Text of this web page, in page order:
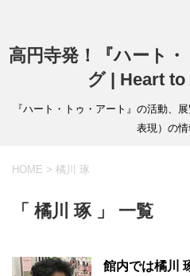
高円寺発！『ハート
グ | Heart
『ハート・トゥ・アート』の活動、
表現）の
HOME > 橘川 琢
「 橘川 琢 」 一覧
館内では橘川